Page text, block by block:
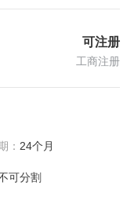
可注册
工商注册
： 24个月
可分割